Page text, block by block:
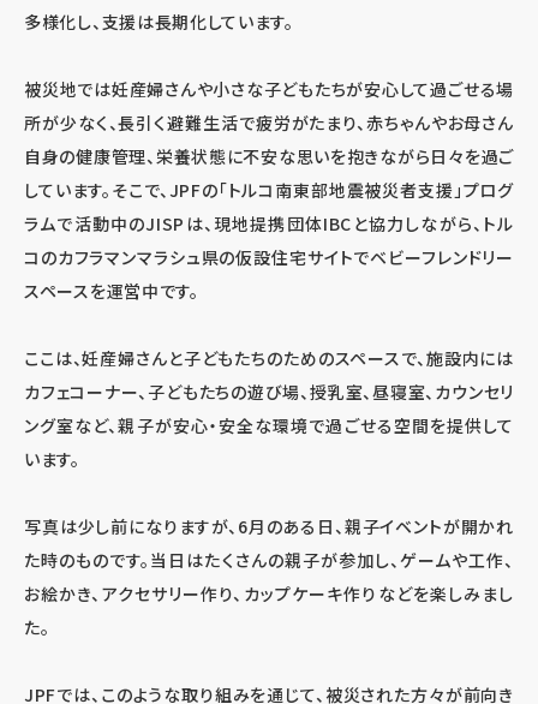
多様化し、支援は長期化しています。
被災地では妊産婦さんや小さな子どもたちが安心して過ごせる場
所が少なく、長引く避難生活で疲労がたまり、赤ちゃんやお母さん
自身の健康管理、栄養状態に不安な思いを抱きながら日々を過ご
しています。そこで、JPFの「トルコ南東部地震被災者支援」プログ
ラムで活動中のJISPは、現地提携団体IBCと協力しながら、トル
コのカフラマンマラシュ県の仮設住宅サイトでベビーフレンドリー
スペースを運営中です。
ここは、妊産婦さんと子どもたちのためのスペースで、施設内には
カフェコーナー、子どもたちの遊び場、授乳室、昼寝室、カウンセリ
ング室など、親子が安心・安全な環境で過ごせる空間を提供して
います。
写真は少し前になりますが、6月のある日、親子イベントが開かれ
た時のものです。当日はたくさんの親子が参加し、ゲームや工作、
お絵かき、アクセサリー作り、カップケーキ作りなどを楽しみまし
た。
JPFでは、このような取り組みを通じて、被災された方々が前向き